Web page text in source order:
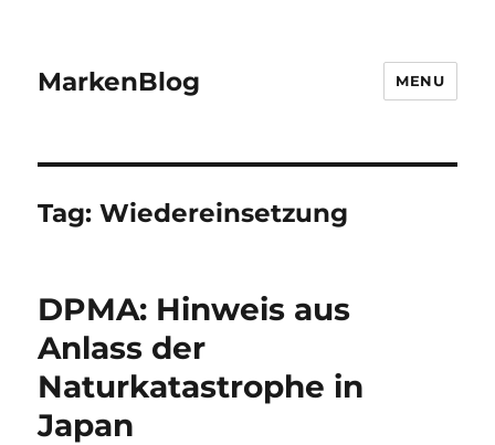
MarkenBlog MENU
Tag:Wiedereinsetzung
DPMA: Hinweis aus
Anlass der
Naturkatastrophe in
Japan